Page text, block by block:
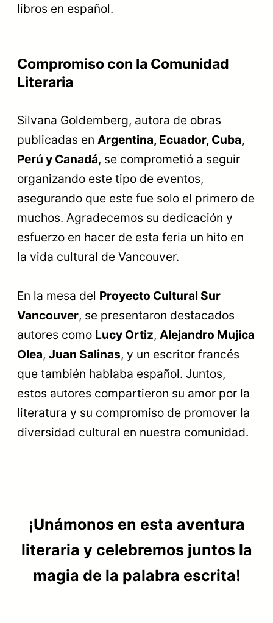
libros en español.
Compromiso con la Comunidad
Literaria
Silvana Goldemberg, autora de obras
publicadas en Argentina, Ecuador, Cuba,
Perú y Canadá, se comprometió a seguir
organizando este tipo de eventos,
asegurando que este fue solo el primero de
muchos. Agradecemos su dedicación y
esfuerzo en hacer de esta feria un hito en
la vida cultural de Vancouver.
En la mesa del Proyecto Cultural Sur
Vancouver, se presentaron destacados
autores como Lucy Ortiz, Alejandro Mujica
Olea, Juan Salinas, y un escritor francés
que también hablaba español. Juntos,
estos autores compartieron su amor por la
literatura y su compromiso de promover la
diversidad cultural en nuestra comunidad.
¡Unámonos en esta aventura
literaria y celebremos juntos la
magia de la palabra escrita!